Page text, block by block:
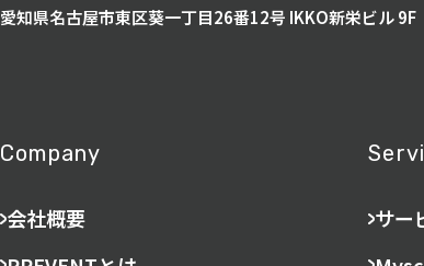
愛知県名古屋市東区葵一丁目26番12号 IKKO新栄ビル 9F
Company
会社概要
サー